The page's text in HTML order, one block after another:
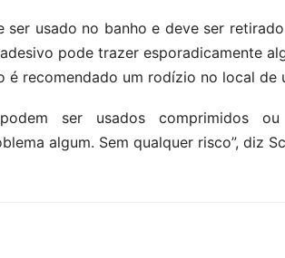
ser usado no banho e deve ser
pode trazer esporadicamente
é recomendado um rodízio no local de
ser usados comprimidos
algum. Sem qualquer risco”, diz